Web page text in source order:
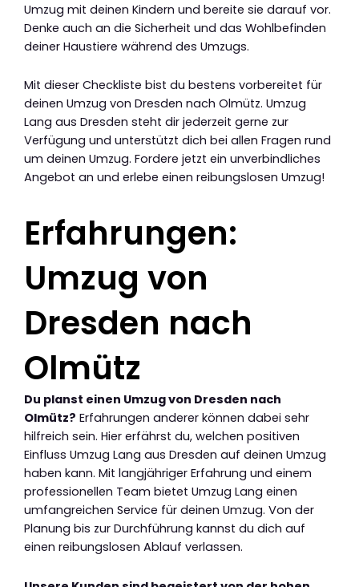
Umzug mit deinen Kindern und bereite sie darauf vor.
Denke auch an die Sicherheit und das Wohlbefinden
deiner Haustiere während des Umzugs.
Mit dieser Checkliste bist du bestens vorbereitet für
deinen Umzug von Dresden nach Olmütz. Umzug
Lang aus Dresden steht dir jederzeit gerne zur
Verfügung und unterstützt dich bei allen Fragen rund
um deinen Umzug. Fordere jetzt ein unverbindliches
Angebot an und erlebe einen reibungslosen Umzug!
Erfahrungen:
Umzug von
Dresden nach
Olmütz
Du planst einen Umzug von Dresden nach
Olmütz? Erfahrungen anderer können dabei sehr
hilfreich sein. Hier erfährst du, welchen positiven
Einfluss Umzug Lang aus Dresden auf deinen Umzug
haben kann. Mit langjähriger Erfahrung und einem
professionellen Team bietet Umzug Lang einen
umfangreichen Service für deinen Umzug. Von der
Planung bis zur Durchführung kannst du dich auf
einen reibungslosen Ablauf verlassen.